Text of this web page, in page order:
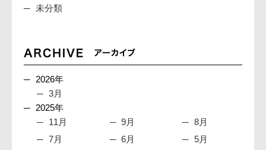
未分類
2026年
3月
2025年
11月
9月
8月
7月
6月
5月